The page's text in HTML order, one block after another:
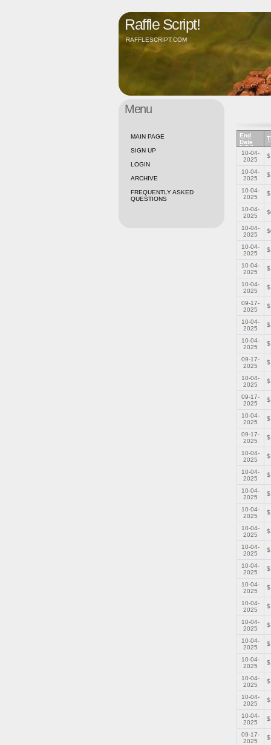
Raffle Script!
RAFFLESCRIPT.COM
Menu
MAIN PAGE
SIGN UP
LOGIN
ARCHIVE
FREQUENTLY ASKED
QUESTIONS
End
Date
10-04-
2025
10-04-
2025
10-04-
2025
10-04-
2025
10-04-
2025
10-04-
2025
10-04-
2025
10-04-
2025
09-17-
2025
10-04-
2025
10-04-
2025
09-17-
2025
10-04-
2025
09-17-
2025
10-04-
2025
09-17-
2025
10-04-
2025
10-04-
2025
10-04-
2025
10-04-
2025
10-04-
2025
10-04-
2025
10-04-
2025
10-04-
2025
10-04-
2025
10-04-
2025
10-04-
2025
10-04-
2025
10-04-
2025
10-04-
2025
10-04-
2025
09-17-
2025